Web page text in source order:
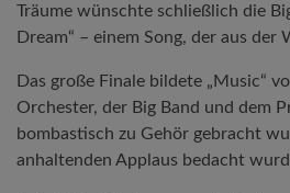
Träume wünschte schließlich die
Dream“ – einem Song, der aus der
Das große Finale bildete „Music“
Orchester, der Big Band und dem
bombastisch zu Gehör gebracht
anhaltenden Applaus bedacht